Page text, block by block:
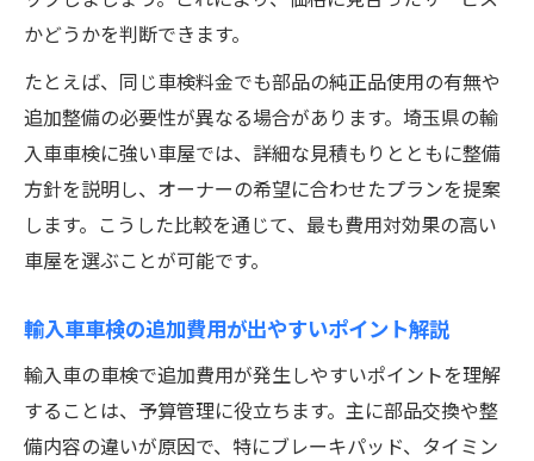
かどうかを判断できます。
たとえば、同じ車検料金でも部品の純正品使用の有無や
追加整備の必要性が異なる場合があります。埼玉県の輸
入車車検に強い車屋では、詳細な見積もりとともに整備
方針を説明し、オーナーの希望に合わせたプランを提案
します。こうした比較を通じて、最も費用対効果の高い
車屋を選ぶことが可能です。
輸入車車検の追加費用が出やすいポイント解説
輸入車の車検で追加費用が発生しやすいポイントを理解
することは、予算管理に役立ちます。主に部品交換や整
備内容の違いが原因で、特にブレーキパッド、タイミン